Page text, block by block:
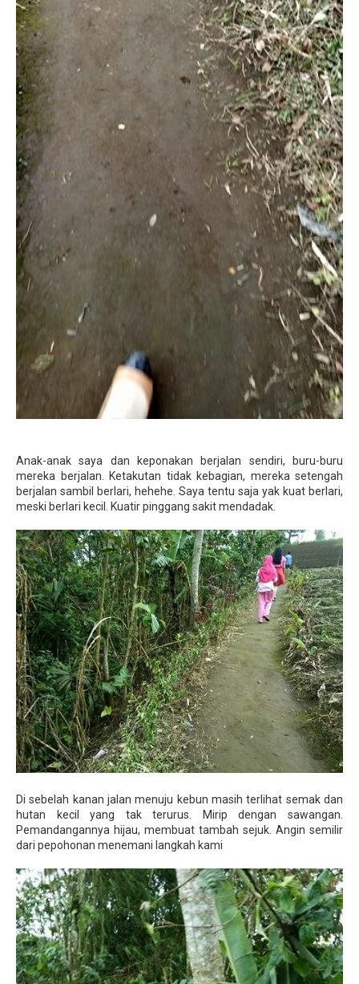
Anak-anak saya dan keponakan berjalan sendiri, buru-buru
mereka berjalan. Ketakutan tidak kebagian, mereka setengah
berjalan sambil berlari, hehehe. Saya tentu saja yak kuat berlari,
meski berlari kecil. Kuatir pinggang sakit mendadak.
Di sebelah kanan jalan menuju kebun masih terlihat semak dan
hutan kecil yang tak terurus. Mirip dengan sawangan.
Pemandangannya hijau, membuat tambah sejuk. Angin semilir
dari pepohonan menemani langkah kami